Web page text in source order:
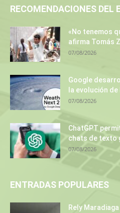
RECOMENDACIONES DEL
«No tenemos
afirma Tomás
07/08/2026
Google
la evolución
07/08/2026
ChatGPT
chats de texto
07/08/2026
ENTRADAS POPULARES
Rely